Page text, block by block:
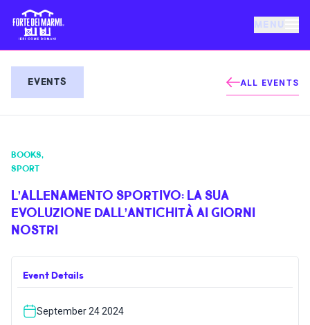
MENU
EVENTS
NEWS
HOSPITALITY
EVENTS ALL EVENTS
BOOKS,
SPORT
L’ALLENAMENTO SPORTIVO: LA SUA
EVOLUZIONE DALL’ANTICHITÀ AI GIORNI
NOSTRI
Event Details
September 24 2024